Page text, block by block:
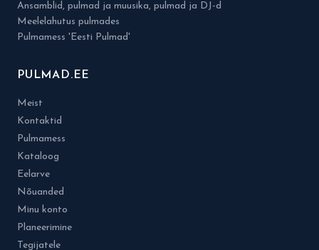
Ansamblid, pulmad ja muusika, pulmad ja DJ-d
Meelelahutus pulmades
Pulmamess 'Eesti Pulmad'
PULMAD.EE
Meist
Kontaktid
Pulmamess
Kataloog
Eelarve
Nõuanded
Minu konto
Planeerimine
Tegijatele